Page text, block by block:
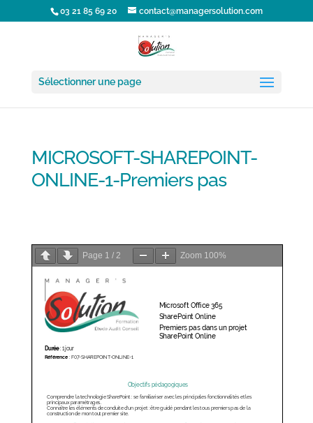
03 21 85 69 20 contact@managersolution.com
Sélectionner une page
MICROSOFT-SHAREPOINT-
ONLINE-1-Premiers pas
Page 1 / 2 Zoom 100%